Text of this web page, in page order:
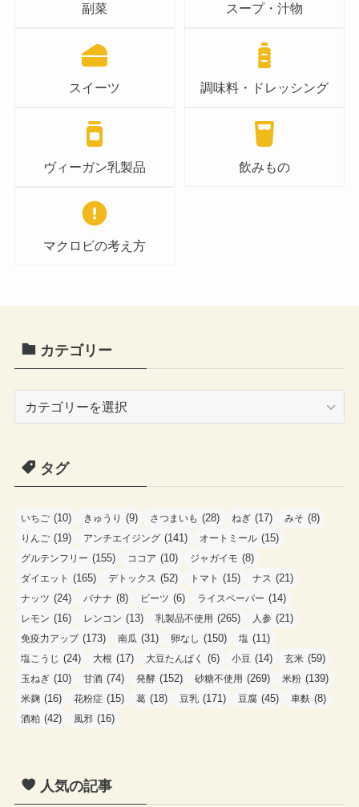
副菜 スープ・汁物
スイーツ 調味料・ドレッシング
ヴィーガン乳製品 飲みもの
マクロビの考え方
カテゴリー
タグ
いちご (10) きゅうり (9) さつまいも (28) ねぎ (17) みそ (8)
りんご (19) アンチエイジング (141) オートミール (15)
グルテンフリー (155) ココア (10) ジャガイモ (8)
ダイエット (165) デトックス (52) トマト (15) ナス (21)
ナッツ (24) バナナ (8) ビーツ (6) ライスペーパー (14)
レモン (16) レンコン (13) 乳製品不使用 (265) 人参 (21)
免疫力アップ(173) 南瓜 (31) 卵なし (150) 塩 (11)
塩こうじ (24) 大根 (17) 大豆たんぱく (6) 小豆 (14) 玄米 (59)
玉ねぎ (10) 甘酒 (74) 発酵 (152) 砂糖不使用 (269) 米粉 (139)
米麹 (16) 花粉症 (15) 葛 (18) 豆乳 (171) 豆腐 (45) 車麩 (8)
酒粕 (42) 風邪 (16)
人気の記事